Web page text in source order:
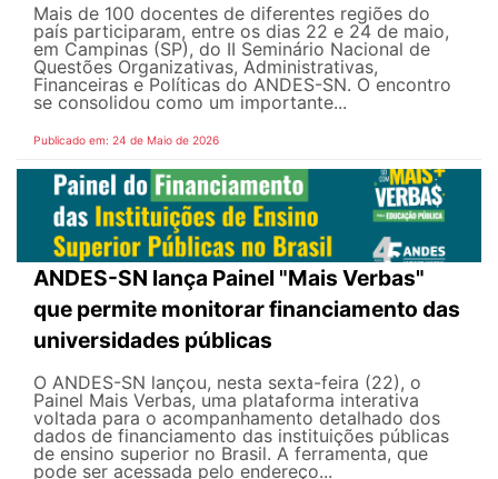
Mais de 100 docentes de diferentes regiões do
país participaram, entre os dias 22 e 24 de maio,
em Campinas (SP), do II Seminário Nacional de
Questões Organizativas, Administrativas,
Financeiras e Políticas do ANDES-SN. O encontro
se consolidou como um importante...
Publicado em: 24 de Maio de 2026
ANDES-SN lança Painel "Mais Verbas"
que permite monitorar financiamento das
universidades públicas
O ANDES-SN lançou, nesta sexta-feira (22), o
Painel Mais Verbas, uma plataforma interativa
voltada para o acompanhamento detalhado dos
dados de financiamento das instituições públicas
de ensino superior no Brasil. A ferramenta, que
pode ser acessada pelo endereço...